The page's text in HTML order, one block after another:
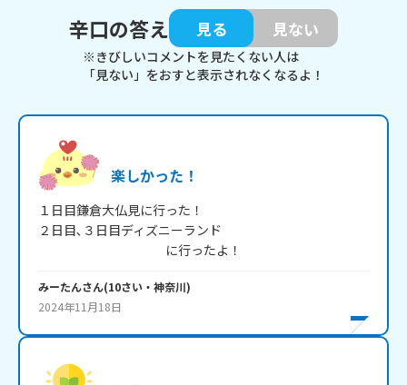
辛口の答え
見る 見ない
※きびしいコメントを見たくない人は
「見ない」をおすと表示されなくなるよ！
楽しかった！
１日目鎌倉大仏見に行った！
２日目､３日目ディズニーランド
に行ったよ！
みーたんさん(10さい・ 神奈川)
2024年11月18日